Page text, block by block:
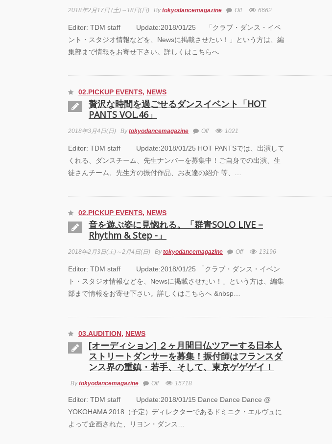
2018年2月17日 (土)～18日(日) Bytokyodancemagazine Off 6662
Editor: TDM staff Update:2018/01/25 「クラブ・ダンス・イベ
ント・スタジオ情報などを、Newsに掲載させたい！」という方は、編
集部まで情報をお寄せ下さい。詳しくはこちらへ
02.PICKUP EVENTS, NEWS
贅沢な時間を過ごせるダンスイベント「HOT
PANTS VOL.46」
2018年3月4日(日) Bytokyodancemagazine Off 1021
Editor: TDM staff Update:2018/01/25 HOT PANTSでは、出演して
くれる、ダンスチーム、先生ナンバーを募集中！ご自身での出演、生
徒さんチーム、先生方の振付作品、お友達の紹介 等、…
02.PICKUP EVENTS, NEWS
音を遊ぶ姿に見惚れる。「群青SOLO LIVE –
Rhythm & Step -」
2018年2月3日(土)～2月4日(日) Bytokyodancemagazine Off 13196
Editor: TDM staff Update:2018/01/25 「クラブ・ダンス・イベン
ト・スタジオ情報などを、Newsに掲載させたい！」という方は、編集
部まで情報をお寄せ下さい。詳しくはこちらへ &nbsp…
03.AUDITION, NEWS
[オーディション] ２ヶ月間日仏ツアーする日本人
ストリートダンサーを募集！振付師はフランスダ
ンス界の重鎮・若手、そして、東京ゲゲゲイ！
Bytokyodancemagazine Off 15718
Editor: TDM staff Update:2018/01/15 Dance Dance Dance @
YOKOHAMA 2018（予定）ディレクターであるドミニク・エルヴュに
よって企画された、リヨン・ダンス…